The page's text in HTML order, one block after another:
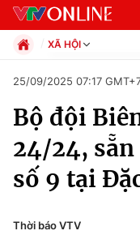
Chuyên mục
Chính trị
XÃ HỘI
Xã hội
Pháp luật
Kinh tế
Thể thao
Truyền hình
Văn hóa - Giải
25/09/2025 07:17
Bộ đội
24/24, sẵn
số 9 tại
Thời báo VTV